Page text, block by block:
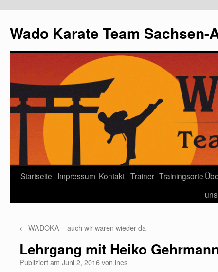
Wado Karate Team Sachsen-
Startseite Impressum Kontakt Trainer Trainingsorte
uns
← WADOKA – auch wir waren wieder da
Lehrgang mit Heiko
Publiziert am Juni 2, 2016von ines